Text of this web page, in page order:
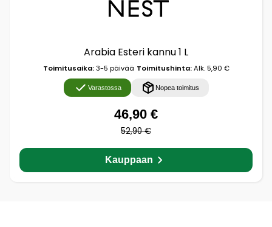
Arabia Esteri kannu 1 L
Toimitusaika:3-5 päivää Toimitushinta:Alk. 5,90 €
Varastossa Nopea toimitus
46,90 €
52,90 €
Kauppaan